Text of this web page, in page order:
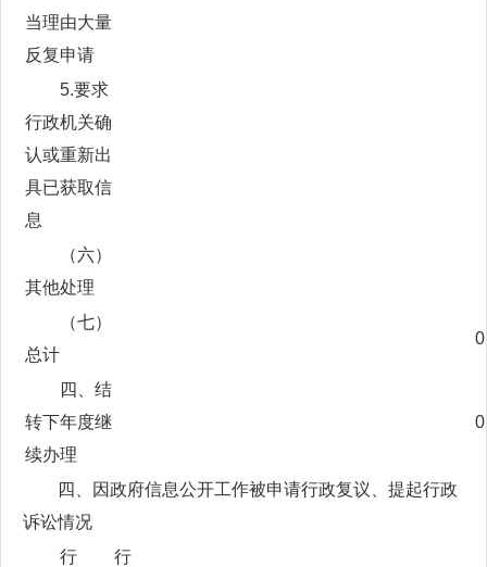
当理由大量
反复申请
5.要求
行政机关确
认或重新出
具已获取信
息
（六）
其他处理
（七）
总计
0
四、结
转下年度继
续办理
0
四、因政府信息公开工作被申请行政复议、提起行政
诉讼情况
行
行